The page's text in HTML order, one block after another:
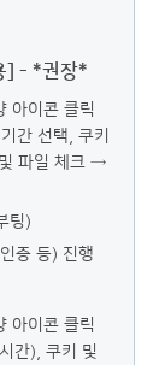
] - *권장*
아이콘 클릭
간 선택, 쿠키
파일 체크 →
팅)
증 등) 진행
아이콘 클릭
간), 쿠키 및